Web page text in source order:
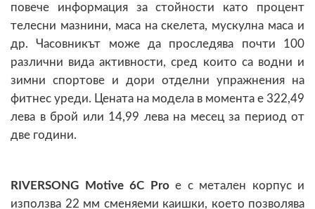
повече информация за стойности като процент
телесни мазнини, маса на скелета, мускулна маса и
др. Часовникът може да проследява почти 100
различни вида активности, сред които са водни и
зимни спортове и дори отделни упражнения на
фитнес уреди. Цената на модела в момента е 322,49
лева в брой или 14,99 лева на месец за период от
две години.
RIVERSONG Motive 6C Proе с метален корпус и
използва 22 мм сменяеми каишки, което позволява